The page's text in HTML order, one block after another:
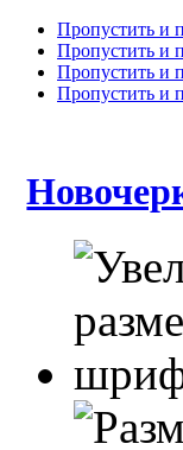
Пропустить и
Пропустить и
Пропустить и
Пропустить и